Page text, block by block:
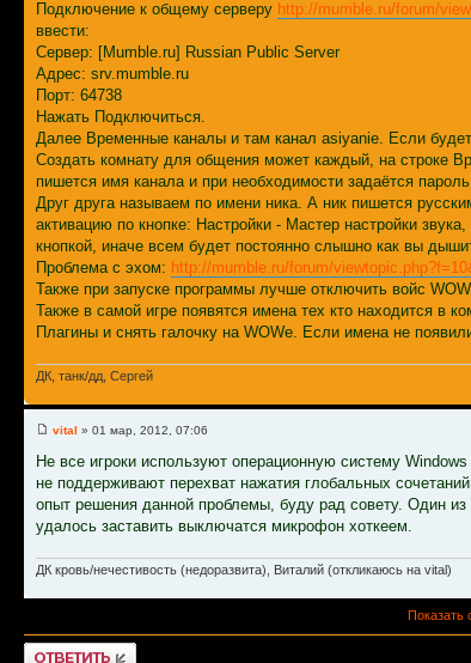
Подключение к общему серверу http://mumble.ru/forum/
ввести:
Сервер: [Mumble.ru] Russian Public Server
Адрес: srv.mumble.ru
Порт: 64738
Нажать Подключиться.
Далее Временные каналы и там канал asiyanie. Если
Создать комнату для общения может каждый, на строке
пишется имя канала и при необходимости задаётся пароль.
Друг друга называем по имени ника. А ник пишется
активацию по кнопке: Настройки - Мастер настройки
кнопкой, иначе всем будет постоянно слышно как вы
Проблема с эхом: http://mumble.ru/forum/
Также при запуске программы лучше отключить войс
Также в самой игре появятся имена тех кто находится в
Плагины и снять галочку на WOWе. Если имена не
ДК, танк/дд, Сергей
vital » 01 мар, 2012, 07:06
Не все игроки используют операционную систему
не поддерживают перехват нажатия глобальных
опыт решения данной проблемы, буду рад совету. Один
удалось заставить выключатся микрофон хоткеем.
ДК кровь/нечестивость (недоразвита), Виталий (откликаюсь на vital)
Показать
Ответить